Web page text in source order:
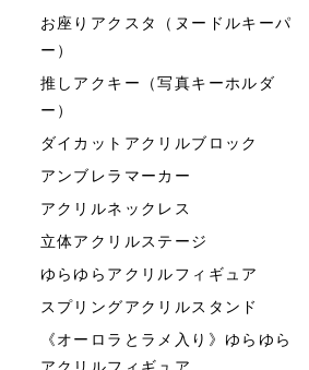
お座りアクスタ（ヌードルキーパ
ー）
推しアクキー（写真キーホルダ
ー）
ダイカットアクリルブロック
アンブレラマーカー
アクリルネックレス
立体アクリルステージ
ゆらゆらアクリルフィギュア
スプリングアクリルスタンド
《オーロラとラメ入り》ゆらゆら
アクリルフィギュア